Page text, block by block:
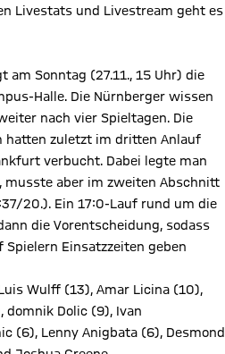
Livestats und Livestream geht es
am Sonntag (27.11., 15 Uhr) die
Halle. Die Nürnberger wissen
nach vier Spieltagen. Die
hatten zuletzt im dritten Anlauf
verbucht. Dabei legte man
aber im zweiten Abschnitt
20.). Ein 17:0-Lauf rund um die
die Vorentscheidung, sodass
Spielern Einsatzzeiten geben
Wulff (13), Amar Licina (10),
domnik Dolic (9), Ivan
(6), Lenny Anigbata (6), Desmond